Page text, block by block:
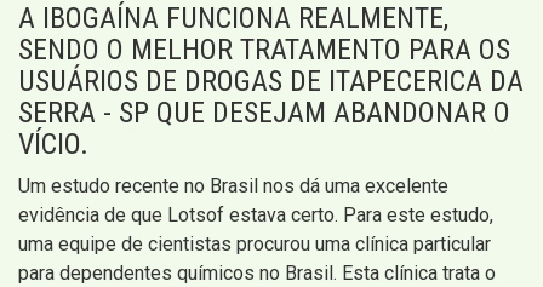
A IBOGAÍNA FUNCIONA REALMENTE,
SENDO O MELHOR TRATAMENTO PARA OS
USUÁRIOS DE DROGAS DE ITAPECERICA DA
SERRA - SP QUE DESEJAM ABANDONAR O
VÍCIO.
Um estudo recente no Brasil nos dá uma excelente
evidência de que Lotsof estava certo. Para este estudo,
uma equipe de cientistas procurou uma clínica particular
para dependentes químicos no Brasil. Esta clínica trata o